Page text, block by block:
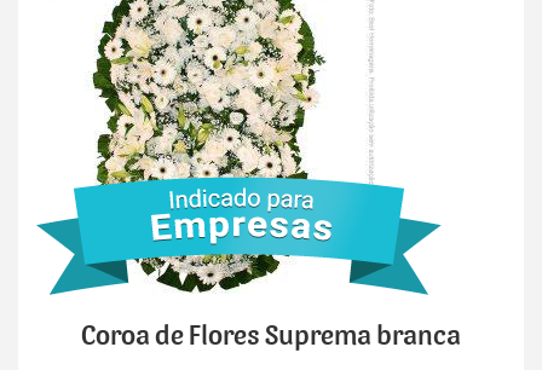
Coroa de Flores Suprema branca